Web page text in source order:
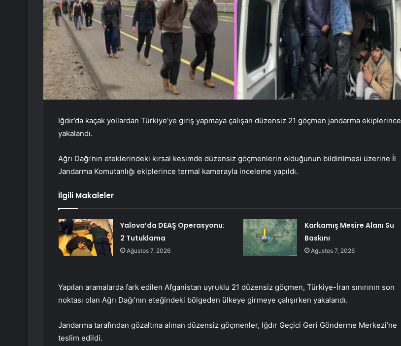
Iğdır’da kaçak yollardan Türkiye’ye giriş yapmaya çalışan düzensiz 21 göçmen jandarma ekiplerince
yakalandı.
Ağrı Dağı’nın eteklerindeki kırsal kesimde düzensiz göçmenlerin olduğunun bildirilmesi üzerine İl
Jandarma Komutanlığı ekiplerince termal kamerayla inceleme yapıldı.
İlgili Makaleler
Yalova’da DEAŞ Operasyonu:
2 Tutuklama
Ağustos 7, 2026
Karkamış Mesire Alanı Su
Baskını
Ağustos 7, 2026
Yapılan aramalarda fark edilen Afganistan uyruklu 21 düzensiz göçmen, Türkiye-İran sınırının son
noktası olan Ağrı Dağı’nın eteğindeki bölgeden ülkeye girmeye çalışırken yakalandı.
Jandarma tarafından gözaltına alınan düzensiz göçmenler, Iğdır Geçici Geri Gönderme Merkezi’ne
teslim edildi.